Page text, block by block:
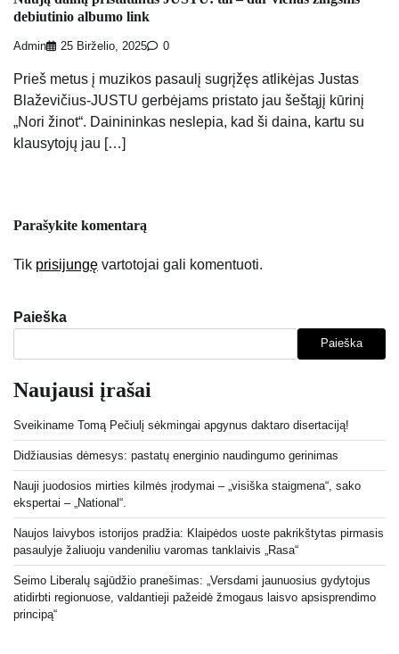
debiutinio albumo link
Admin 25 Birželio, 2025 0
Prieš metus į muzikos pasaulį sugrįžęs atlikėjas Justas
Blaževičius-JUSTU gerbėjams pristato jau šeštąjį kūrinį
„Nori žinot“. Dainininkas neslepia, kad ši daina, kartu su
klausytojų jau […]
Parašykite komentarą
Tik prisijungę vartotojai gali komentuoti.
Paieška
Paieška
Naujausi įrašai
Sveikiname Tomą Pečiulį sėkmingai apgynus daktaro disertaciją!
Didžiausias dėmesys: pastatų energinio naudingumo gerinimas
Nauji juodosios mirties kilmės įrodymai – „visiška staigmena“, sako
ekspertai – „National“.
Naujos laivybos istorijos pradžia: Klaipėdos uoste pakrikštytas pirmasis
pasaulyje žaliuoju vandeniliu varomas tanklaivis „Rasa“
Seimo Liberalų sąjūdžio pranešimas: „Versdami jaunuosius gydytojus
atidirbti regionuose, valdantieji pažeidė žmogaus laisvo apsisprendimo
principą“